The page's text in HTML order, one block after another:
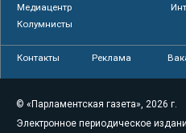
Медиацентр
Колумнисты
Контакты Реклама
© «Парламентская газета», 2026 г.
Электронное периодическое